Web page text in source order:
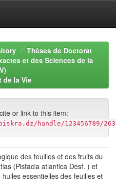
Thèses de Doctorat
et des Sciences de la
de la Vie
or link to this item:
handle/123456789/
des feuilles et des fruits du
(Pistacia atlantica Desf. ) et
essentielles des feuilles et